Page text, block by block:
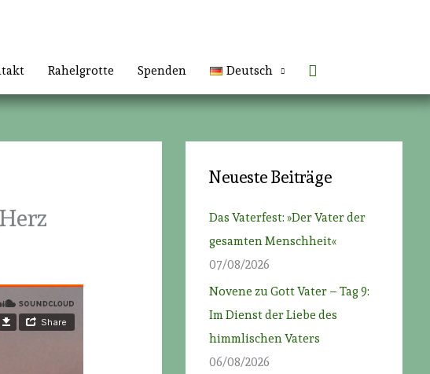
Rahelgrotte Spenden Deutsch Suchen
Neueste Beiträge
Das Vaterfest: »Der Vater der
gesamten Menschheit«
07/08/2026
Novene zu Gott Vater – Tag 9:
Im Dienst der Liebe des
himmlischen Vaters
06/08/2026